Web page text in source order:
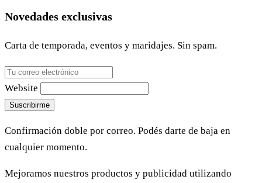
Novedades exclusivas
Carta de temporada, eventos y maridajes. Sin spam.
Website
Suscribirme
Confirmación doble por correo. Podés darte de baja en
cualquier momento.
Mejoramos nuestros productos y publicidad utilizando